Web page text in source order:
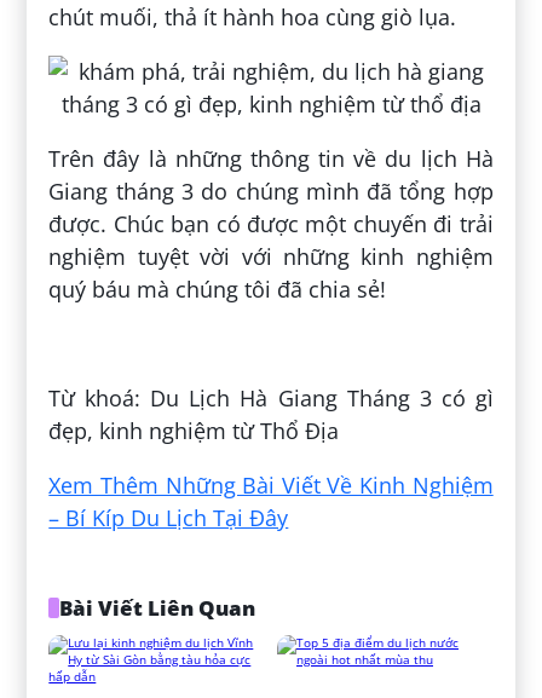
chút muối, thả ít hành hoa cùng giò lụa.
Trên đây là những thông tin về du lịch Hà
Giang tháng 3 do chúng mình đã tổng hợp
được. Chúc bạn có được một chuyến đi trải
nghiệm tuyệt vời với những kinh nghiệm
quý báu mà chúng tôi đã chia sẻ!
Từ khoá: Du Lịch Hà Giang Tháng 3 có gì
đẹp, kinh nghiệm từ Thổ Địa
Xem Thêm Những Bài Viết Về Kinh Nghiệm
– Bí Kíp Du Lịch Tại Đây
Bài Viết Liên Quan